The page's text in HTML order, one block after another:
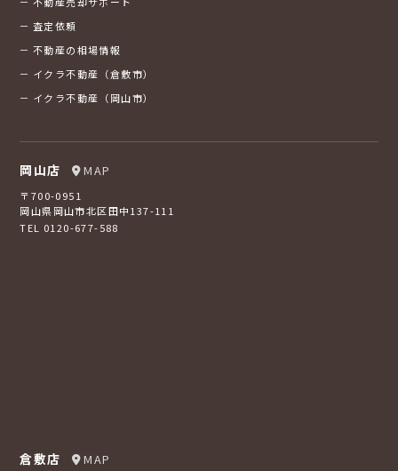
査定依頼
不動産の相場情報
イクラ不動産（倉敷市）
イクラ不動産（岡山市）
岡山店 MAP
〒700-0951
岡山県岡山市北区田中137-111
TEL 0120-677-588
倉敷店 MAP